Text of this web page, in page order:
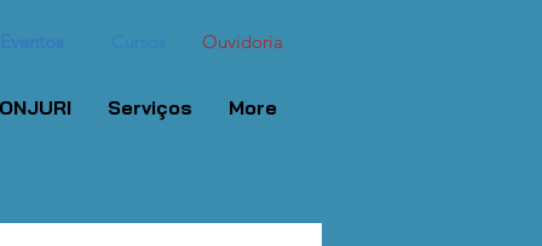
Ouvidoria
Serviços More